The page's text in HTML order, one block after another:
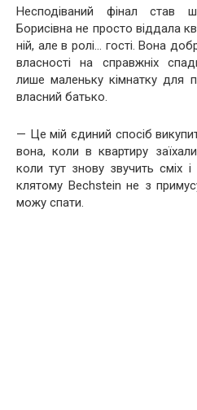
Несподіваний фінал став
Борисівна не просто віддала
ній, але в ролі… гості. Вона
власності на справжніх
лише маленьку кімнатку для
власний батько.
— Це мій єдиний спосіб
вона, коли в квартиру
коли тут знову звучить сміх
клятому Bechstein не з
можу спати.